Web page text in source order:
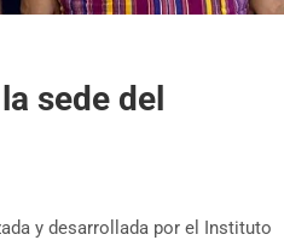
sede del
y desarrollada por el Instituto